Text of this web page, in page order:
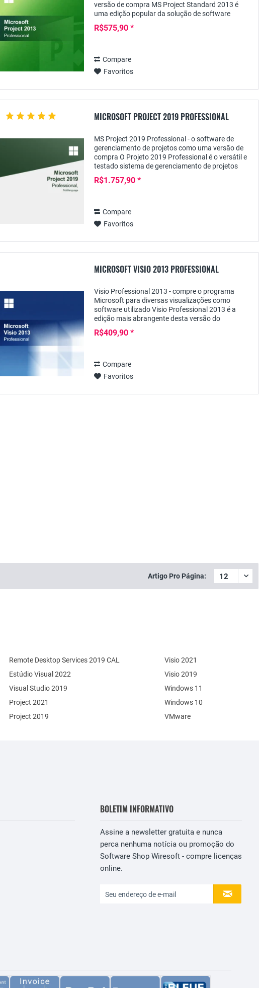
versão de compra MS Project Standard 2013 é
uma edição popular da solução de software
Microsoft para gravação, planejamento, assim
como para...
R$575,90 *
Compare
Favoritos
MICROSOFT PROJECT 2019 PROFESSIONAL
MS Project 2019 Professional - o software de
gerenciamento de projetos como uma versão de
compra O Projeto 2019 Professional é o versátil e
testado sistema de gerenciamento de projetos
para empresas e organizações maiores,
apresentando...
R$1.757,90 *
Compare
Favoritos
MICROSOFT VISIO 2013 PROFESSIONAL
Visio Professional 2013 - compre o programa
Microsoft para diversas visualizações como
software utilizado Visio Professional 2013 é a
edição mais abrangente desta versão do
programa Visio da Microsoft; não só contém
consideravelmente...
R$409,90 *
Compare
Favoritos
Artigo Pro Página:
Remote Desktop Services 2019 CAL
Estúdio Visual 2022
Visual Studio 2019
Project 2021
Project 2019
Visio 2021
Visio 2019
Windows 11
Windows 10
VMware
BOLETIM INFORMATIVO
Assine a newsletter gratuita e nunca
perca nenhuma notícia ou promoção do
Software Shop Wiresoft - compre licenças
online.